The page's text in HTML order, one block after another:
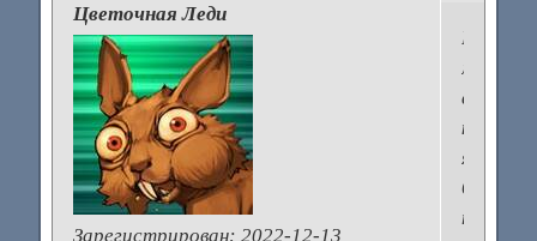
Цветочная Леди
Зарегистрирован: 2022-12-13
Как
можно
кисту
яичника
без